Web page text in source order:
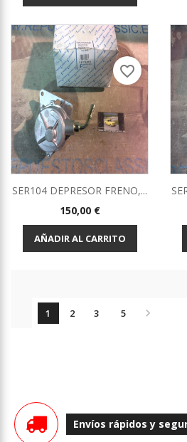
SER104 DEPRESOR FRENO,...
Precio
150,00 €
AÑADIR AL CARRITO
favorite_border
1 2 3 5 
Envíos rápidos y